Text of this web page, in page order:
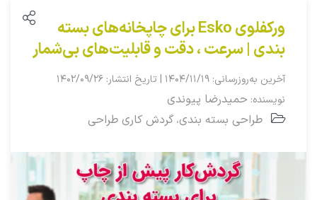
ورکفلوی Esko برای چاپخانه‌های بسته
بندی | سرعت ، دقت و قابلیت‌های بی‌شمار
آخرین به‌روزرسانی: ۱۴۰۴/۱۱/۱۹ | تاریخ انتشار: ۱۴۰۲/۰۹/۲۶
نویسنده: حمیدرضا پیوندی
طراحی بسته بندی، گردش کاری طراحی